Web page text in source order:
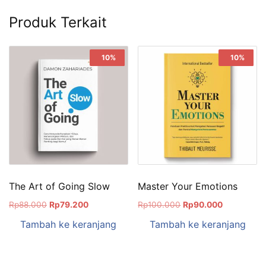
Produk Terkait
Sale!
10%
The Art of Going Slow
Rp88.000 Rp79.200
Tambah ke keranjang
Sale!
10%
Master Your Emotions
Rp100.000 Rp90.000
Tambah ke keranjang